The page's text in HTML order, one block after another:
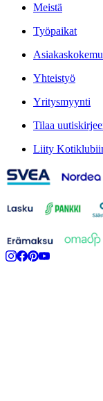
Meistä
Työpaikat
Yhteistyö
Yritysmyynti
Tilaa
Liity